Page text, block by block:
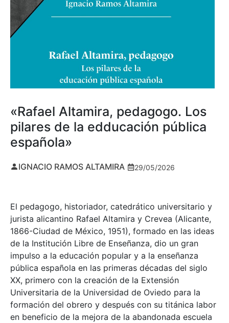
«Rafael Altamira, pedagogo. Los
pilares de la edducación pública
española»
IGNACIO RAMOS ALTAMIRA 29/05/2026
El pedagogo, historiador, catedrático universitario y
jurista alicantino Rafael Altamira y Crevea (Alicante,
1866-Ciudad de México, 1951), formado en las ideas
de la Institución Libre de Enseñanza, dio un gran
impulso a la educación popular y a la enseñanza
pública española en las primeras décadas del siglo
XX, primero con la creación de la Extensión
Universitaria de la Universidad de Oviedo para la
formación del obrero y después con su titánica labor
en beneficio de la mejora de la abandonada escuela